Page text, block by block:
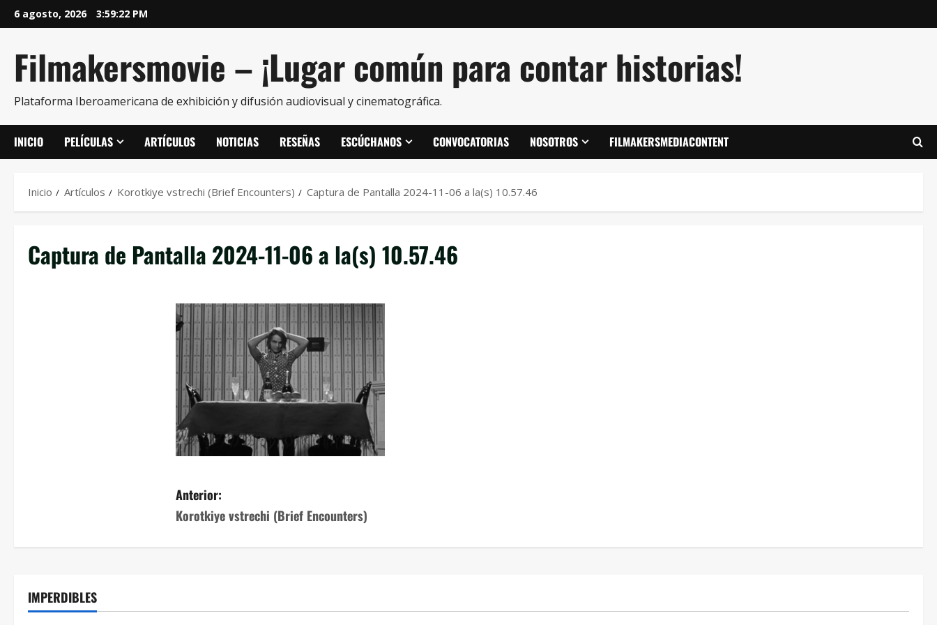
6 agosto, 2026 3:59:22 PM
Filmakersmovie – ¡Lugar común para contar historias!
Plataforma Iberoamericana de exhibición y difusión audiovisual y cinematográfica.
INICIO PELÍCULAS ARTÍCULOS NOTICIAS RESEÑAS ESCÚCHANOS CONVOCATORIAS NOSOTROS FILMAKERSMEDIACONTENT
Inicio Artículos Korotkiye vstrechi (Brief Encounters) Captura de Pantalla 2024-11-06 a la(s) 10.57.46
Captura de Pantalla 2024-11-06 a la(s) 10.57.46
Anterior:
Korotkiye vstrechi (Brief Encounters)
IMPERDIBLES